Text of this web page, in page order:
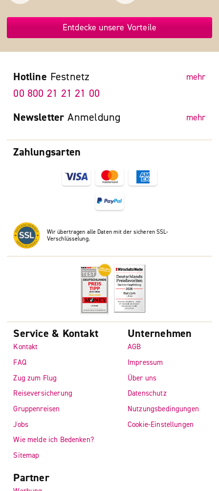
Entdecke unsere Vorteile
Zahlungsarten
Wir übertragen alle Daten mit der sicheren SSL-
Verschlüsselung.
Hotline Festnetz mehr
00 800 21 21 21 00
Newsletter Anmeldung mehr
Service & Kontakt
Kontakt
FAQ
Zug zum Flug
Reiseversicherung
Gruppenreisen
Jobs
Wie melde ich Bedenken?
Sitemap
Unternehmen
AGB
Impressum
Über uns
Datenschutz
Nutzungsbedingungen
Cookie-Einstellungen
Partner